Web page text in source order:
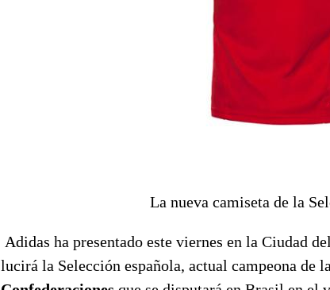
La nueva camiseta de la
Adidas ha presentado este viernes en la Ciudad
lucirá la Selección española, actual campeona de